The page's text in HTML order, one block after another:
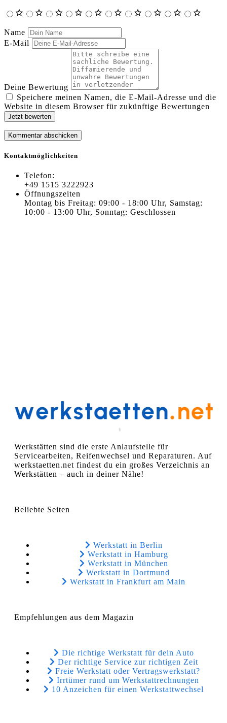
Name
E-Mail
Deine Bewertung
Speichere meinen Namen, die E-Mail-Adresse und die
Website in diesem Browser für zukünftige Bewertungen
Jetzt bewerten
Kontaktmöglichkeiten
Telefon:
+49 1515 3222923
Öffnungszeiten
Montag bis Freitag: 09:00 - 18:00 Uhr, Samstag:
10:00 - 13:00 Uhr, Sonntag: Geschlossen
Werkstätten sind die erste Anlaufstelle für
Servicearbeiten, Reifenwechsel und Reparaturen. Auf
werkstaetten.net findest du ein großes Verzeichnis an
Werkstätten – auch in deiner Nähe!
Beliebte Seiten
Werkstatt in Berlin
Werkstatt in Hamburg
Werkstatt in München
Werkstatt in Dortmund
Werkstatt in Frankfurt am Main
Empfehlungen aus dem Magazin
Die richtige Werkstatt für dein Auto
Der richtige Service zur richtigen Zeit
Freie Werkstatt oder Vertragswerkstatt?
Irrtümer rund um Werkstattrechnungen
10 Anzeichen für einen Werkstattwechsel